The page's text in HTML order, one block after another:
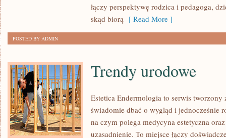
łączy perspektywę rodzica i pedagoga,
skąd biorą [ Read More ]
POSTED BY ADMIN
Trendy urodowe
Estetica Endermologia to serwis
świadomie dbać o wygląd i jednocześnie
na czym polega medycyna estetyczna
uzasadnienie. To miejsce łączy